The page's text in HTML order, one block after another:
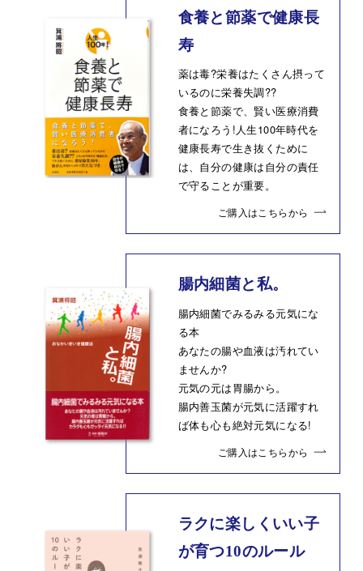
食養と節薬で健康長
寿
薬は毒?栄養はたくさん摂って
いるのに栄養失調??
食養と節薬で、賢い医療消費
者になろう!人生100年時代を
健康長寿で生き抜くために
は、自分の健康は自分の責任
で守ることが重要。
ご購入はこちらから
腸内細菌と私。
腸内細菌でみるみる元気にな
る本
あなたの腸や血液は汚れてい
ませんか?
元気の元は胃腸から。
腸内善玉菌が元気に活躍すれ
ば体も心も絶対元気になる!
ご購入はこちらから
ラクに楽しくいい子
が育つ10のルール